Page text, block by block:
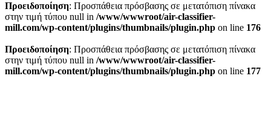
Προειδοποίηση: Προσπάθεια πρόσβασης σε μετατόπιση πίνακα
στην τιμή τύπου null in /www/wwwroot/air-classifier-
mill.com/wp-content/plugins/thumbnails/plugin.php on line 176
Προειδοποίηση: Προσπάθεια πρόσβασης σε μετατόπιση πίνακα
στην τιμή τύπου null in /www/wwwroot/air-classifier-
mill.com/wp-content/plugins/thumbnails/plugin.php on line 177